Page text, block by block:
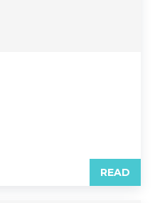
READ